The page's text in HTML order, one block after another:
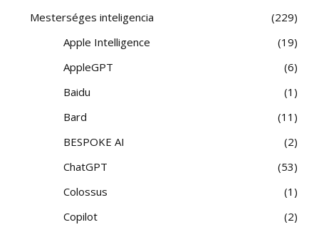
Mesterséges inteligencia
229
Apple Intelligence
19
AppleGPT
6
Baidu
1
Bard
11
BESPOKE AI
2
ChatGPT
53
Colossus
1
Copilot
2